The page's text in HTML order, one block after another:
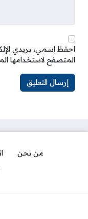
احفظ اسمي، بريدي
المتصفح لاستخدامها
من نحن